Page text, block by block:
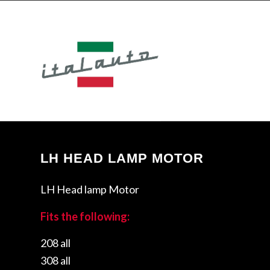
LH HEAD LAMP MOTOR
LH Head lamp Motor
Fits the following:
208 all
308 all